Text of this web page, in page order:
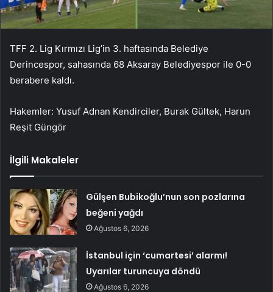
TFF 2. Lig Kırmızı Lig’in 3. haftasında Belediye
Derincespor, sahasında 68 Aksaray Belediyespor ile 0-0
berabere kaldı.
Hakemler: Yusuf Adnan Kendirciler, Burak Gültek, Harun
Reşit Güngör
İlgili Makaleler
Gülşen Bubikoğlu’nun son pozlarına
beğeni yağdı
Ağustos 6, 2026
İstanbul için ‘cumartesi’ alarmı!
Uyarılar turuncuya döndü
Ağustos 6, 2026